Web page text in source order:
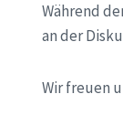
Während
an der
Wir freuen